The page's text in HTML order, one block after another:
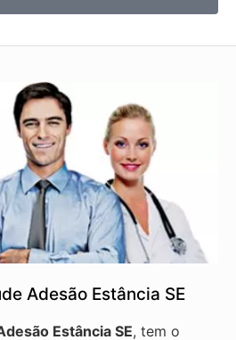
Adesão Estância SE
Estância SE, tem o